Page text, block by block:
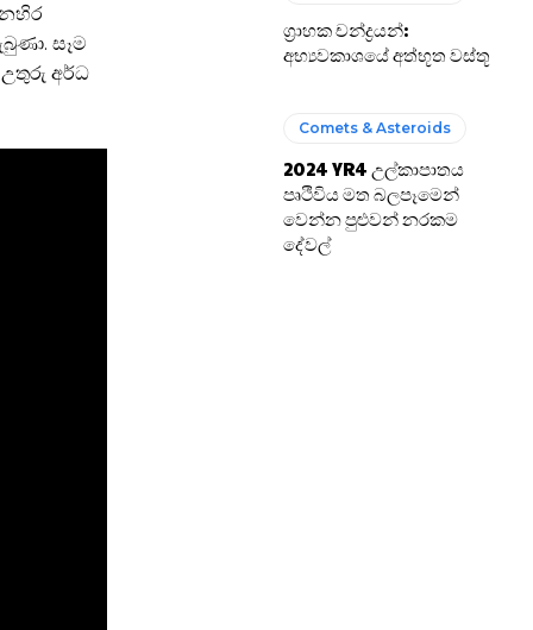
සෑම
උතුරු අර්ධ
ග්‍රාහක චන්ද්‍රයන්:
අභ්‍යවකාශයේ අත්භූත වස්තූ
Comets & Asteroids
2024 YR4 උල්කාපාතය
පෘථිවිය මත බලපෑමෙන්
වෙන්න පුළුවන් නරකම
දේවල්